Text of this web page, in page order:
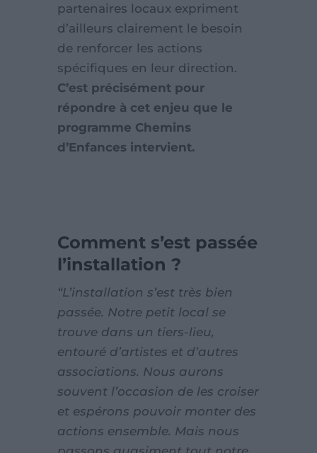
partenaires locaux expriment
d’ailleurs clairement le besoin
de renforcer les actions
spécifiques en leur direction.
C’est précisément pour
répondre à cet enjeu que le
programme Chemins
d’Enfances intervient.
Comment s’est passée
l’installation ?
“L’installation s’est très bien
passée. Notre petit local se
trouve dans un tiers-lieu,
entouré d’artistes et d’autres
associations. Nous aurons
souvent l’occasion de les croiser
et espérons pouvoir monter des
actions ensemble. Mais nous